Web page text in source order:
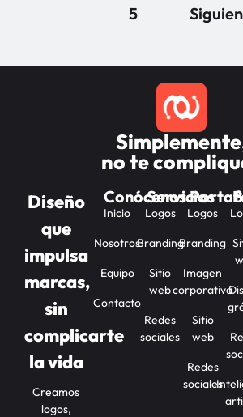
5
no te
Diseño
que
impulsa
marcas,
sin
complicarte
la vida
Creamos
logos,
Conócenos
Inicio
Nosotros
Equipo
Contacto
Servicios
Logos
Branding
Sitio
web
Redes
sociales
Logos
Branding
Imagen
corporativa
Sitio
web
Redes
sociales